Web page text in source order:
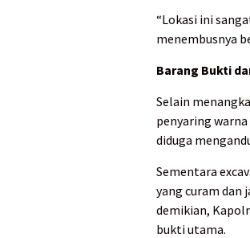
“Lokasi ini
menembusnya
Barang Bukti
Selain
penyaring
diduga
Sementara
yang curam dan
demikian,
bukti utama.